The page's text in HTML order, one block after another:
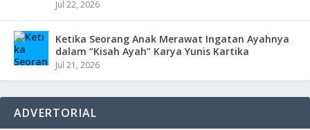
Jul 22, 2026
Ketika Seorang Anak Merawat Ingatan Ayahnya
dalam “Kisah Ayah” Karya Yunis Kartika
Jul 21, 2026
ADVERTORIAL